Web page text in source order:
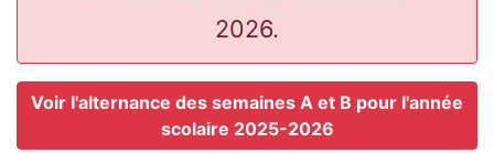
2026.
Voir l'alternance des semaines A et B pour l'année
scolaire 2025-2026